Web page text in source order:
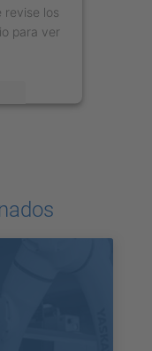
revise los
para ver